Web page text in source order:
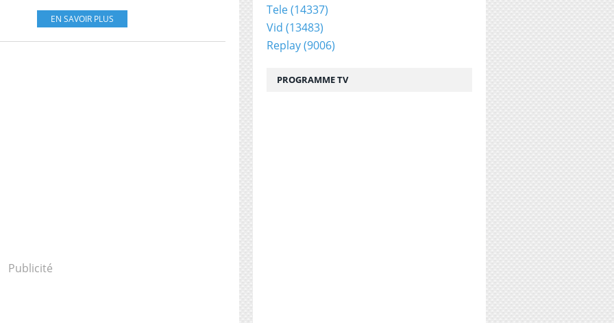
EN SAVOIR PLUS
Publicité
Tele(14337)
Vid (13483)
Replay(9006)
PROGRAMME TV